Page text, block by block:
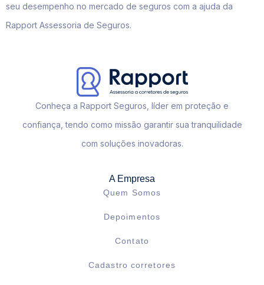
seu desempenho no mercado de seguros com a ajuda da
Rapport Assessoria de Seguros.
Conheça a Rapport Seguros, líder em proteção e
confiança, tendo como missão garantir sua tranquilidade
com soluções inovadoras.
A Empresa
Quem Somos
Depoimentos
Contato
Cadastro corretores